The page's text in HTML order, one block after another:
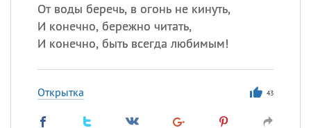
От воды беречь, в огонь не кинуть,
И конечно, бережно читать,
И конечно, быть всегда любимым!
Открытка 43